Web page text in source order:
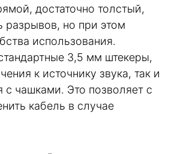
достаточно толстый,
разрывов, но при этом
использования.
3,5 мм штекеры,
к источнику звука, так и
с чашками. Это позволяет с
кабель в случае